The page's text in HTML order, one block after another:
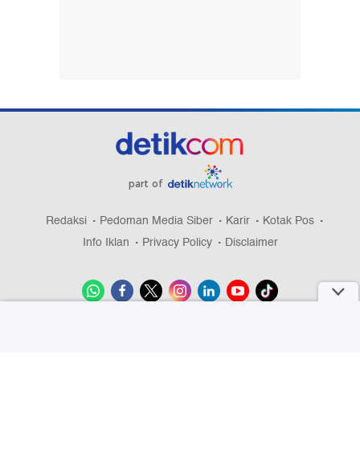
part of
Redaksi Pedoman Media Siber Karir
Kotak Pos
Info Iklan
Privacy Policy Disclaimer